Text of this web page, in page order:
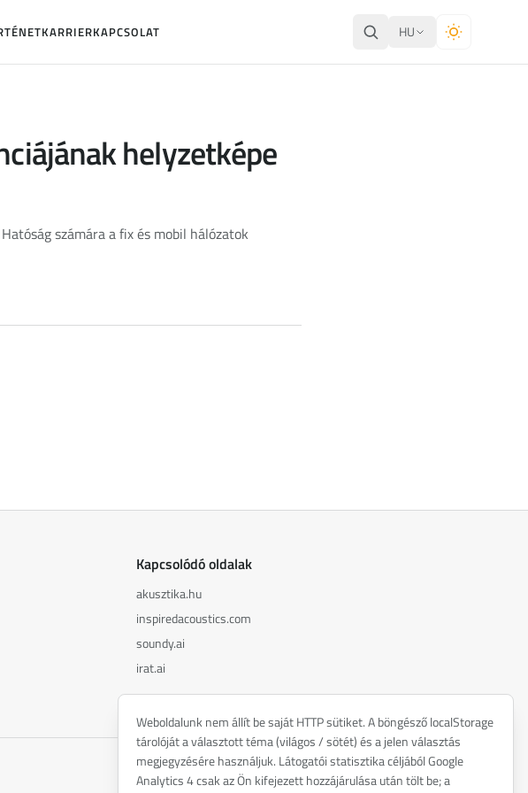
KARRIERKAPCSOLAT HU
helyzetképe
számára a fix és mobil hálózatok
Kapcsolódó oldalak
akusztika.hu
inspiredacoustics.com
soundy.ai
irat.ai
Adatvédelmi szabályzat
Weboldalunk nem állít be saját HTTP sütiket. A böngésző localStorage
tárolóját a választott téma (világos / sötét) és a jelen választás
megjegyzésére használjuk. Látogatói statisztika céljából Google
Analytics 4 csak az Ön kifejezett hozzájárulása után tölt be; a